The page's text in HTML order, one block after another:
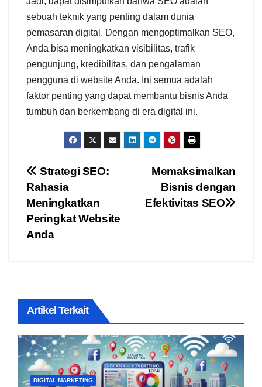
sebuah teknik yang penting dalam dunia
pemasaran digital. Dengan mengoptimalkan SEO,
Anda bisa meningkatkan visibilitas, trafik
pengunjung, kredibilitas, dan pengalaman
pengguna di website Anda. Ini semua adalah
faktor penting yang dapat membantu bisnis Anda
tumbuh dan berkembang di era digital ini.
Navigasi
pos
Memaksimalkan
Bisnis dengan
Efektivitas SEO
Strategi SEO:
Rahasia
Meningkatkan
Peringkat Website
Anda
Artikel Terkait
DIGITAL MARKETING